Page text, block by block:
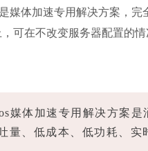
是媒体加速专用解决方案，
可在不改变服务器配置的
媒体加速专用解决方案
量、低成本、低功耗、实